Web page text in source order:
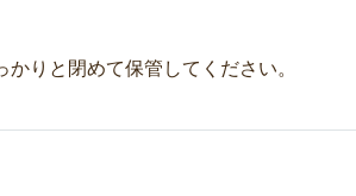
りと閉めて保管してください。